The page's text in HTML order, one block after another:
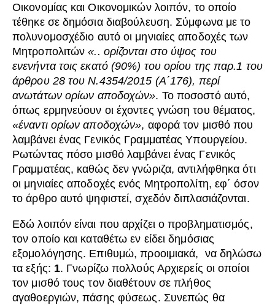
Οικονομίας και Οικονομικών λοιπόν, το οποίο
τέθηκε σε δημόσια διαβούλευση. Σύμφωνα με το
πολυνομοσχέδιο αυτό οι μηνιαίες αποδοχές των
Μητροπολιτών«.. ορίζονται στο ύψος του
ενενήντα τοις εκατό (90%) του ορίου της παρ.1 του
άρθρου 28 του Ν.4354/2015 (Α΄176), περί
ανωτάτων ορίων αποδοχών». Το ποσοστό αυτό,
όπως ερμηνεύουν οι έχοντες γνώση του θέματος,
«έναντι ορίων αποδοχών», αφορά τον μισθό που
λαμβάνει ένας Γενικός Γραμματέας Υπουργείου.
Ρωτώντας πόσο μισθό λαμβάνει ένας Γενικός
Γραμματέας, καθώς δεν γνώριζα, αντιλήφθηκα ότι
οι μηνιαίες αποδοχές ενός Μητροπολίτη, εφ΄ όσον
το άρθρο αυτό ψηφιστεί, σχεδόν διπλασιάζονται.
Εδώ λοιπόν είναι που αρχίζει ο προβληματισμός,
τον οποίο και καταθέτω εν είδει δημόσιας
εξομολόγησης. Επιθυμώ, προοιμιακά, να δηλώσω
τα εξής: 1. Γνωρίζω πολλούς Αρχιερείς οι οποίοι
τον μισθό τους τον διαθέτουν σε πλήθος
αγαθοεργιών, πάσης φύσεως. Συνεπώς θα